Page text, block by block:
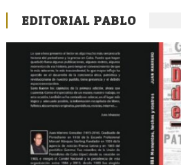
EDITORIAL PABLO